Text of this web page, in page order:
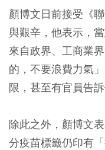
顏博文日前接受《
與艱辛，他表示，
來自政界、工商業
的，不要浪費力氣
限，甚至有官員告
除此之外，顏博文
分疫苗標籤仍印有